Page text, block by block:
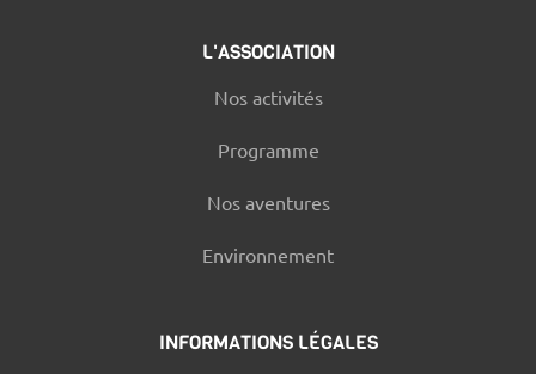
L'ASSOCIATION
Nos activités
Programme
Nos aventures
Environnement
INFORMATIONS LÉGALES